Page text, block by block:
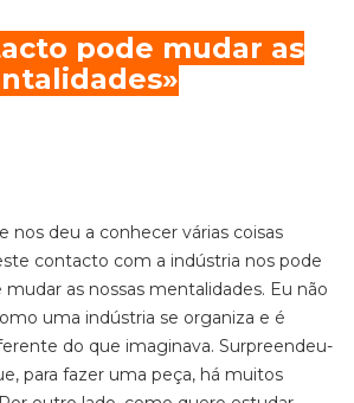
pode mudar as
nos deu a conhecer várias coisas
contacto com a indústria nos pode
mudar as nossas mentalidades. Eu não
uma indústria se organiza e é
do que imaginava. Surpreendeu-
para fazer uma peça, há muitos